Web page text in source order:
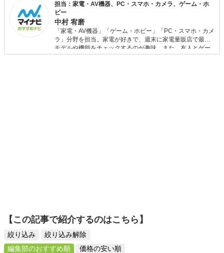
担当：家電・AV機器、PC・スマホ・カメラ、ゲーム・ホ
ビー
中村 宥磨
「家電・AV機器」「ゲーム・ホビー」「PC・スマホ・カメ
ラ」分野を担当。家電が好きで、週末に家電量販店で最新
モデルや機能をチェックするのが趣味。また、友人とゲー
ムを楽しみながら、新作タイトルやイベント情報もいち早
【この記事で紹介するのはこちら】
絞り込み
絞り込み解除
編集部のおすすめ順
価格の安い順